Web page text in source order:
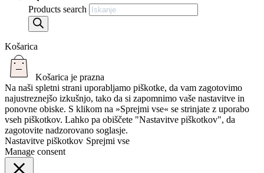
Products search
Košarica
Košarica je prazna
Na naši spletni strani uporabljamo piškotke, da vam zagotovimo
najustreznejšo izkušnjo, tako da si zapomnimo vaše nastavitve in
ponovne obiske. S klikom na »Sprejmi vse« se strinjate z uporabo
vseh piškotkov. Lahko pa obiščete "Nastavitve piškotkov", da
zagotovite nadzorovano soglasje.
Nastavitve piškotkov Sprejmi vse
Manage consent